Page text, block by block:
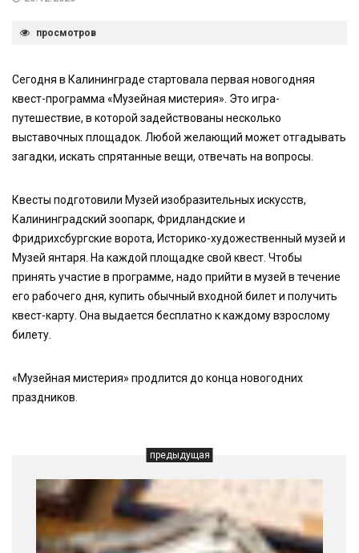
просмотров
Сегодня в Калининграде стартовала первая новогодняя
квест-программа «Музейная мистерия». Это игра-
путешествие, в которой задействованы несколько
выставочных площадок. Любой желающий может отгадывать
загадки, искать спрятанные вещи, отвечать на вопросы.
Квесты подготовили Музей изобразительных искусств,
Калининградский зоопарк, Фридландские и
Фридрихсбургские ворота, Историко-художественный музей и
Музей янтаря. На каждой площадке свой квест. Чтобы
принять участие в программе, надо прийти в музей в течение
его рабочего дня, купить обычный входной билет и получить
квест-карту. Она выдается бесплатно к каждому взрослому
билету.
«Музейная мистерия» продлится до конца новогодних
праздников.
предыдущая